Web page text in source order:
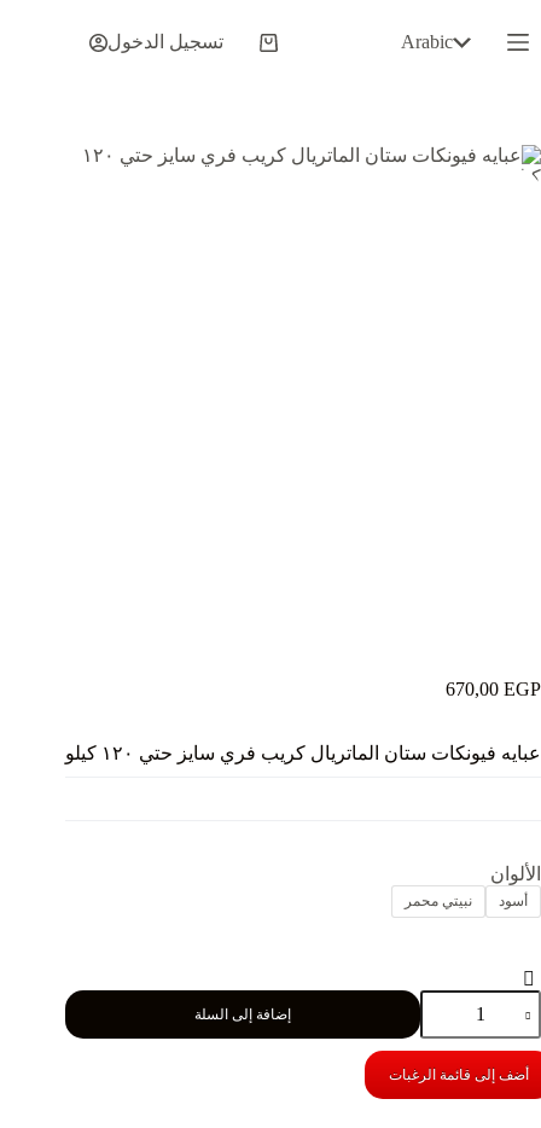
إلى
المحتوى
Arabic
عربة
تسجيل الدخول
670,00 EGP
عبايه فيونكات ستان الماتريال كريب فري سايز حتي ١٢٠ كيلو
الألوان
أسود نبيتي محمر
كمية
عبايه
فيونكات
ستان
الماتريال
كريب
إضافة إلى السلة
أضف إلى قائمة الرغبات